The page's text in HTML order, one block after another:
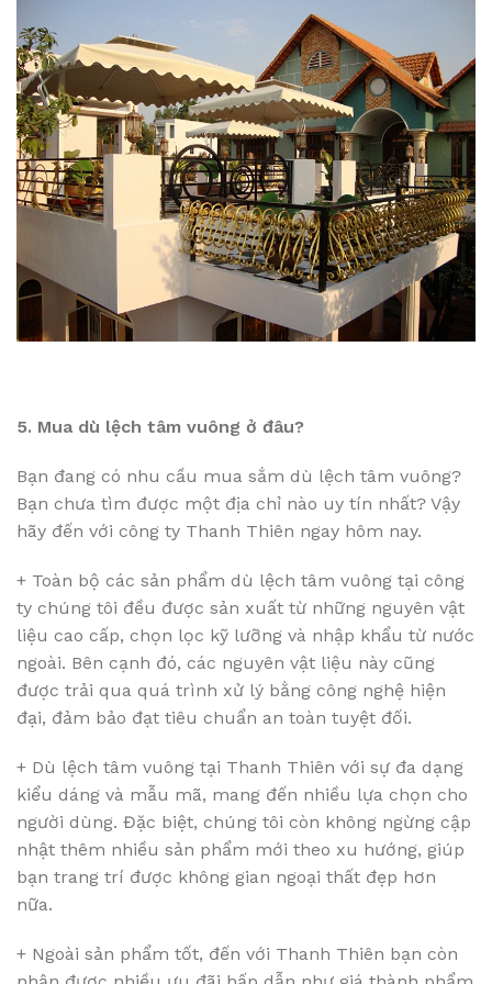
5. Mua dù lệch tâm vuông ở đâu?
Bạn đang có nhu cầu mua sắm dù lệch tâm vuông?
Bạn chưa tìm được một địa chỉ nào uy tín nhất? Vậy
hãy đến với công ty Thanh Thiên ngay hôm nay.
+ Toàn bộ các sản phẩm dù lệch tâm vuông tại công
ty chúng tôi đều được sản xuất từ những nguyên vật
liệu cao cấp, chọn lọc kỹ lưỡng và nhập khẩu từ nước
ngoài. Bên cạnh đó, các nguyên vật liệu này cũng
được trải qua quá trình xử lý bằng công nghệ hiện
đại, đảm bảo đạt tiêu chuẩn an toàn tuyệt đối.
+ Dù lệch tâm vuông tại Thanh Thiên với sự đa dạng
kiểu dáng và mẫu mã, mang đến nhiều lựa chọn cho
người dùng. Đặc biệt, chúng tôi còn không ngừng cập
nhật thêm nhiều sản phẩm mới theo xu hướng, giúp
bạn trang trí được không gian ngoại thất đẹp hơn
nữa.
+ Ngoài sản phẩm tốt, đến với Thanh Thiên bạn còn